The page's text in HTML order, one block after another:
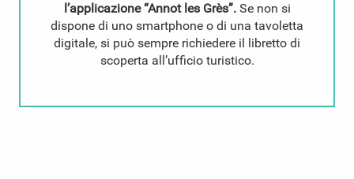
l’applicazione “Annot les Grès”.Se non si
dispone di uno smartphone o di una tavoletta
digitale, si può sempre richiedere il libretto di
scoperta all’ufficio turistico.